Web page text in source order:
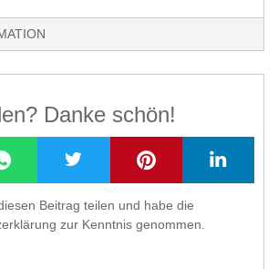
Danke schön!
Beitrag teilen und habe die
zur Kenntnis genommen.